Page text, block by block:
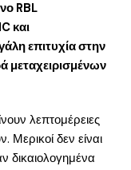
RBL
και
επιτυχία στην
μεταχειρισμένων
λεπτομέρειες
Μερικοί δεν είναι
δικαιολογημένα